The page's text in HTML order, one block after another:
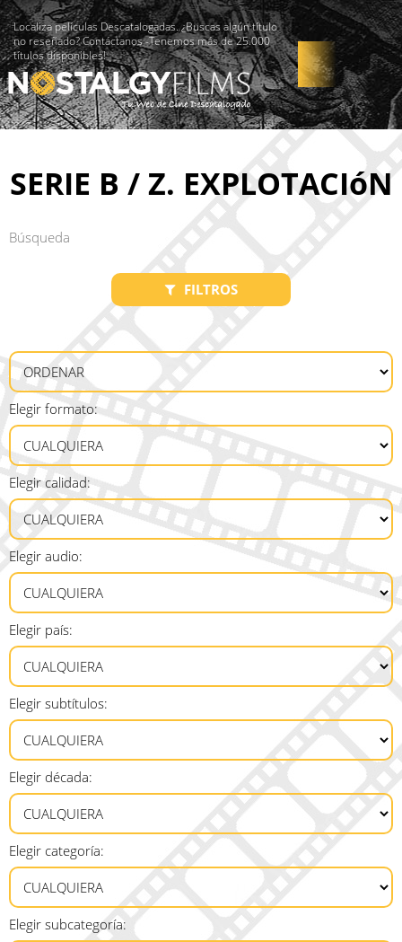
Localiza películas Descatalogadas. ¿Buscas algún título
no reseñado? Contáctanos -Tenemos más de 25.000
títulos disponibles!
SERIE B / Z. EXPLOTACIóN
FILTROS
Elegir formato:
Elegir calidad:
Elegir audio:
Elegir país:
Elegir subtítulos:
Elegir década:
Elegir categoría:
Elegir subcategoría: